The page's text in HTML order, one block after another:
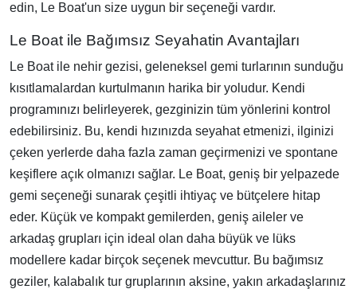
edin, Le Boat'un size uygun bir seçeneği vardır.
Le Boat ile Bağımsız Seyahatin Avantajları
Le Boat ile nehir gezisi, geleneksel gemi turlarının sunduğu
kısıtlamalardan kurtulmanın harika bir yoludur. Kendi
programınızı belirleyerek, gezginizin tüm yönlerini kontrol
edebilirsiniz. Bu, kendi hızınızda seyahat etmenizi, ilginizi
çeken yerlerde daha fazla zaman geçirmenizi ve spontane
keşiflere açık olmanızı sağlar. Le Boat, geniş bir yelpazede
gemi seçeneği sunarak çeşitli ihtiyaç ve bütçelere hitap
eder. Küçük ve kompakt gemilerden, geniş aileler ve
arkadaş grupları için ideal olan daha büyük ve lüks
modellere kadar birçok seçenek mevcuttur. Bu bağımsız
geziler, kalabalık tur gruplarının aksine, yakın arkadaşlarınız